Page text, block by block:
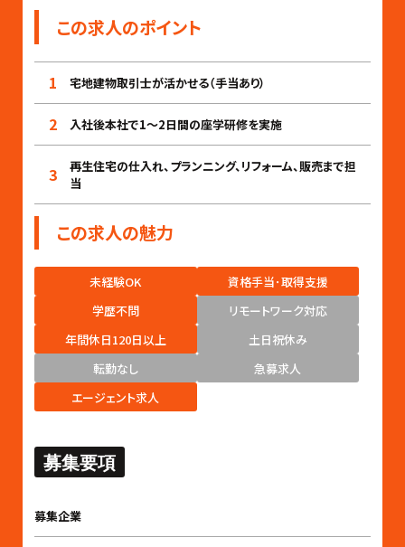
この求人のポイント
1 宅地建物取引士が活かせる（手当あり）
2 入社後本社で1〜2日間の座学研修を実施
3
再生住宅の仕入れ、プランニング、リフォーム、販売まで担
当
この求人の魅力
未経験OK
資格手当･取得支援
学歴不問
リモートワーク対応
年間休日120日以上
土日祝休み
転勤なし
急募求人
エージェント求人
募集要項
募集企業